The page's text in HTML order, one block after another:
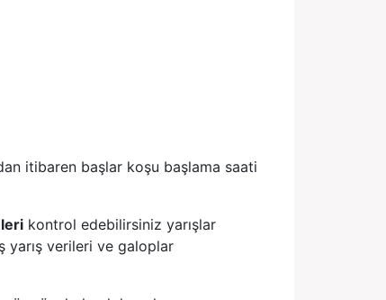
itibaren başlar koşu başlama saati
kontrol edebilirsiniz yarışlar
yarış verileri ve galoplar